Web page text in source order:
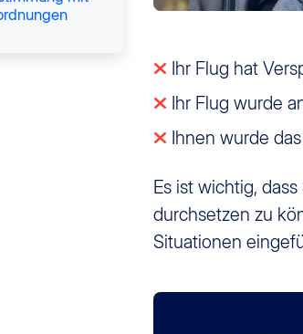
Ihr Flug hat
Ihr Flug wurde
Ihnen wurde
Es ist wichtig, dass
durchsetzen zu
Situationen